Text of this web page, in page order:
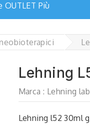
OUTLET Più
Lehning
Marca : Lehning
Lehning l52 30ml